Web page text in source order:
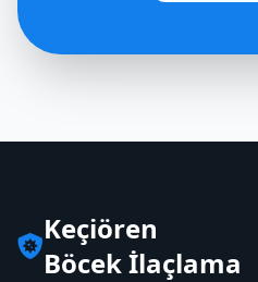
Keçiören
Böcek İlaçlama